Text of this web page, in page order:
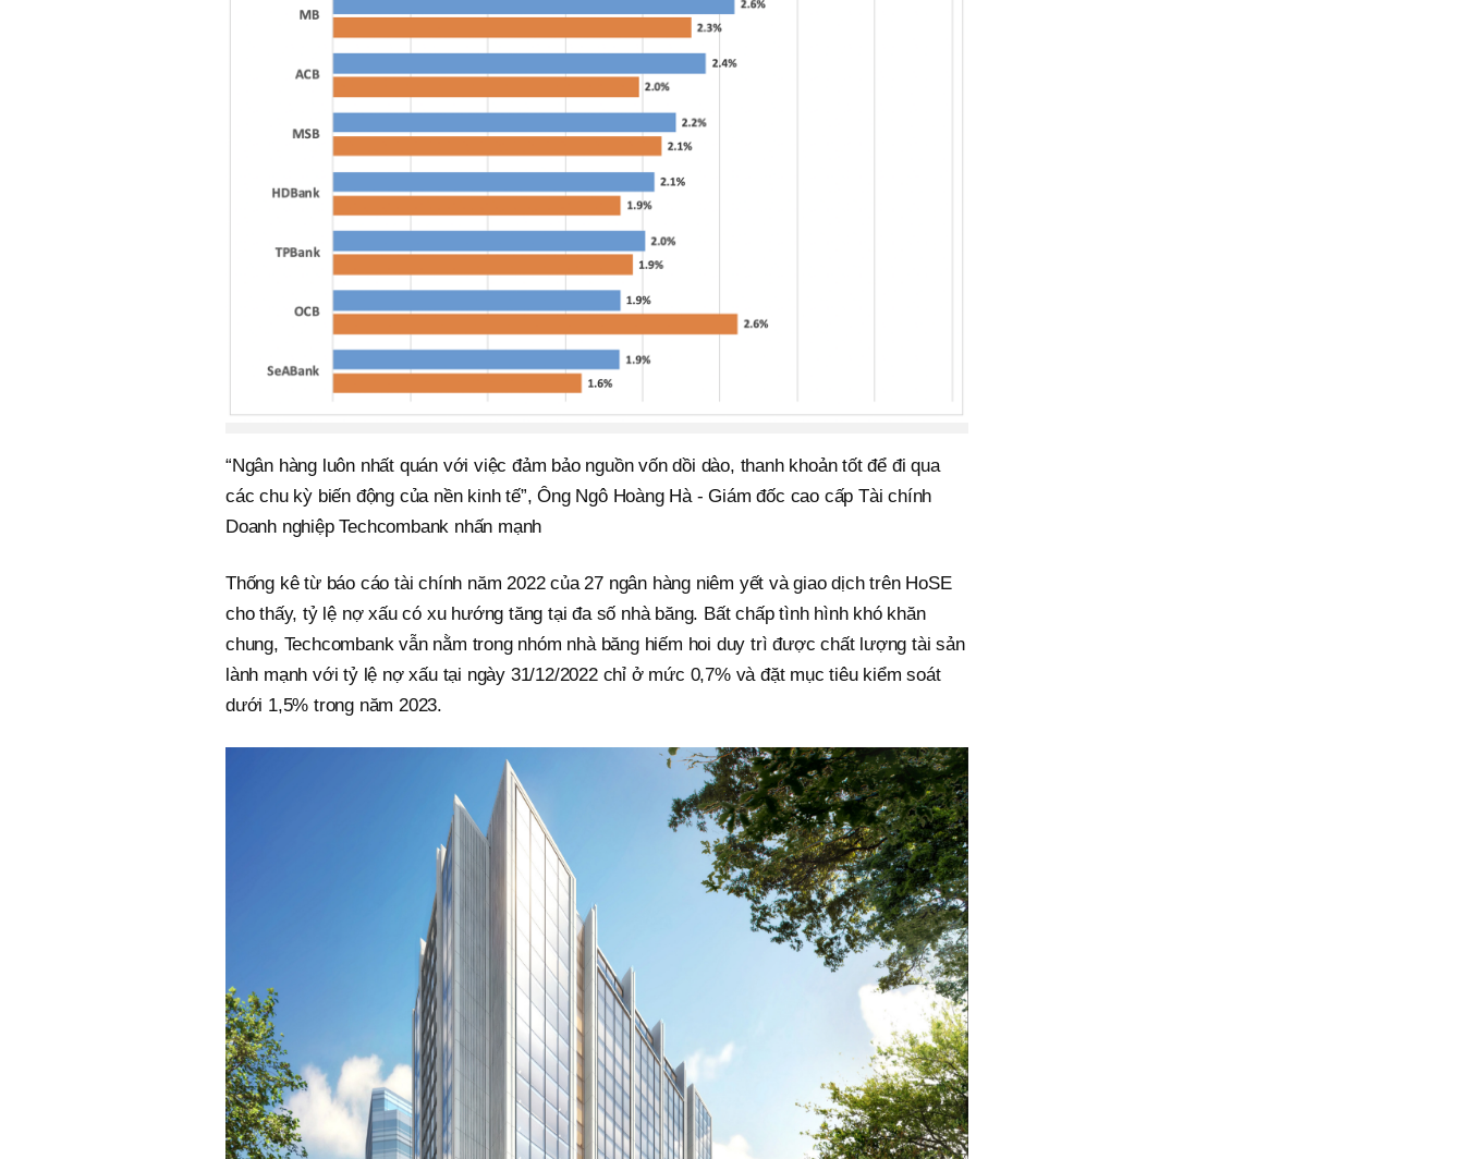
“Ngân hàng luôn nhất quán với việc đảm bảo nguồn vốn dồi dào, thanh khoản tốt để đi qua
các chu kỳ biến động của nền kinh tế”, Ông Ngô Hoàng Hà - Giám đốc cao cấp Tài chính
Doanh nghiệp Techcombank nhấn mạnh
Thống kê từ báo cáo tài chính năm 2022 của 27 ngân hàng niêm yết và giao dịch trên HoSE
cho thấy, tỷ lệ nợ xấu có xu hướng tăng tại đa số nhà băng. Bất chấp tình hình khó khăn
chung, Techcombank vẫn nằm trong nhóm nhà băng hiếm hoi duy trì được chất lượng tài sản
lành mạnh với tỷ lệ nợ xấu tại ngày 31/12/2022 chỉ ở mức 0,7% và đặt mục tiêu kiểm soát
dưới 1,5% trong năm 2023.